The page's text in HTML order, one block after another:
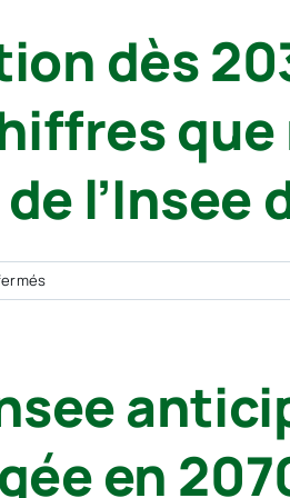
un
et
sur
un
une
attaque
informatique,
12 800 personnes
dès
l’Insee
sur
Baisse
2037,
vieillissement
accéléré
…
en